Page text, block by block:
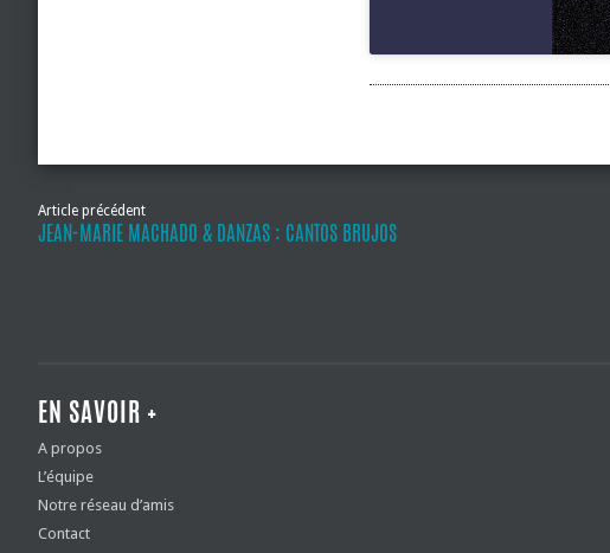
Article précédent
JEAN-MARIE MACHADO & DANZAS : CANTOS BRUJOS
EN SAVOIR +
A propos
L’équipe
Notre réseau d’amis
Contact